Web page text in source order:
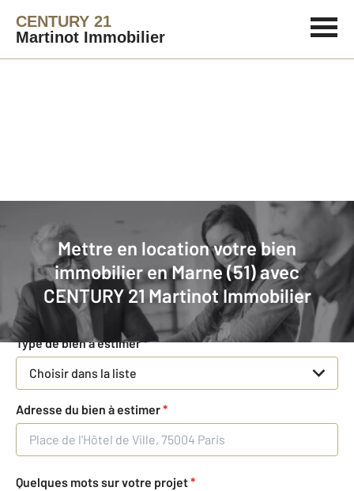
CENTURY 21
Martinot Immobilier
Mettre en location votre bien
immobilier en Marne (51) avec
CENTURY 21 Martinot Immobilier
Agence immobilière
Faites estimer gratuitement votre
bien en location
Concernant votre bien
Type de bien à estimer*
Choisir dans la liste
Adresse du bien à estimer*
Quelques mots sur votre projet*